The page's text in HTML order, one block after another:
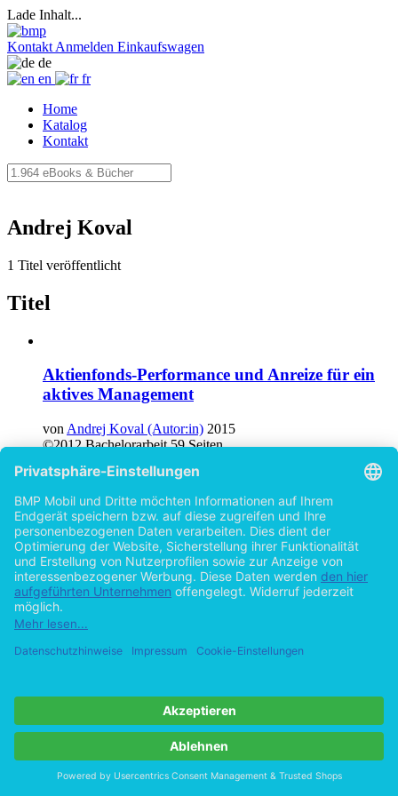
Lade Inhalt...
Kontakt Anmelden Einkaufswagen
de
en
fr
Home
Katalog
Kontakt
Andrej Koval
1 Titel veröffentlicht
Titel
Aktienfonds-Performance und Anreize für ein
aktives Management
von Andrej Koval (Autor:in) 2015
©2012 Bachelorarbeit 59 Seiten
Hilfe/FAQ
Datenschutz
AGB
Vertrag widerrufen
Zur Desktop-Version
Copyright ©Imprint in der Bedey & Thoms Media GmbH powered
byOpen Publishing
Cookie-Einstellungen